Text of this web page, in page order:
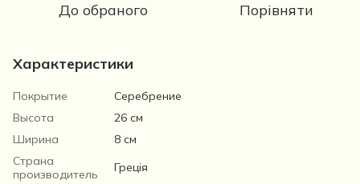
До обраного Порівняти
Характеристики
Покрытие
Серебрение
Высота
26 см
Ширина
8 см
Страна
производитель
Греція